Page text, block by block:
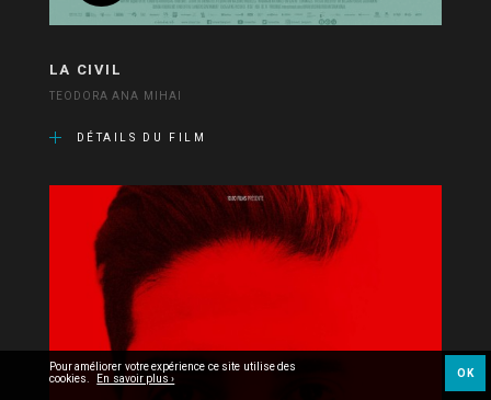
LA CIVIL
TEODORA ANA MIHAI
DÉTAILS DU FILM
Pour améliorer votre expérience ce site utilise des
cookies. En savoir plus › OK